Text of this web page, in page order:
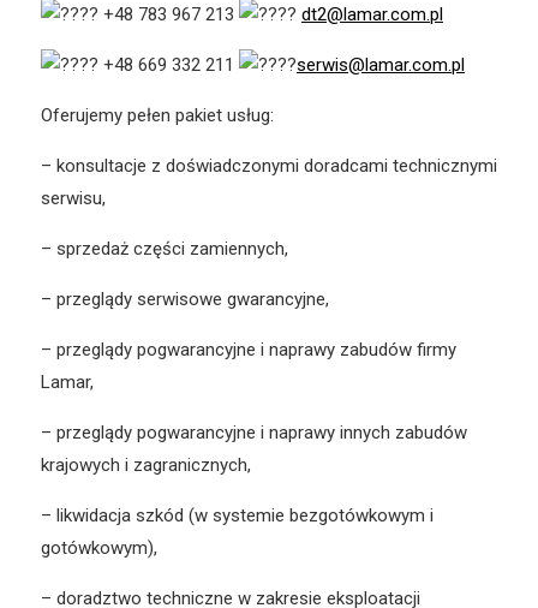
+48 783 967 213 dt2@lamar.com.pl
+48 669 332 211 serwis@lamar.com.pl
Oferujemy pełen pakiet usług:
– konsultacje z doświadczonymi doradcami technicznymi
serwisu,
– sprzedaż części zamiennych,
– przeglądy serwisowe gwarancyjne,
– przeglądy pogwarancyjne i naprawy zabudów firmy
Lamar,
– przeglądy pogwarancyjne i naprawy innych zabudów
krajowych i zagranicznych,
– likwidacja szkód (w systemie bezgotówkowym i
gotówkowym),
– doradztwo techniczne w zakresie eksploatacji